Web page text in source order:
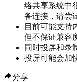
络共享系统中
备连接，请尝
目前可能支持
但不保证兼容
同时投屏和录
投屏可能会加
分享